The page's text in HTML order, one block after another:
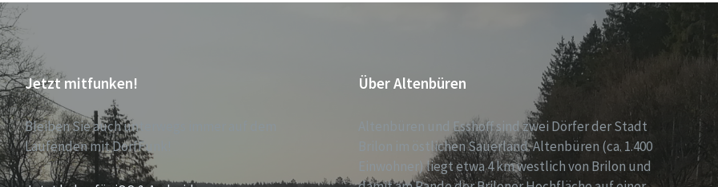
Jetzt mitfunken!
Bleiben Sie auch unterwegs immer auf dem
Laufenden mit DorfFunk!
Über Altenbüren
Altenbüren und Esshoff sind zwei Dörfer der Stadt
Brilon im östlichen Sauerland. Altenbüren (ca. 1.400
Einwohner) liegt etwa 4 km westlich von Brilon und